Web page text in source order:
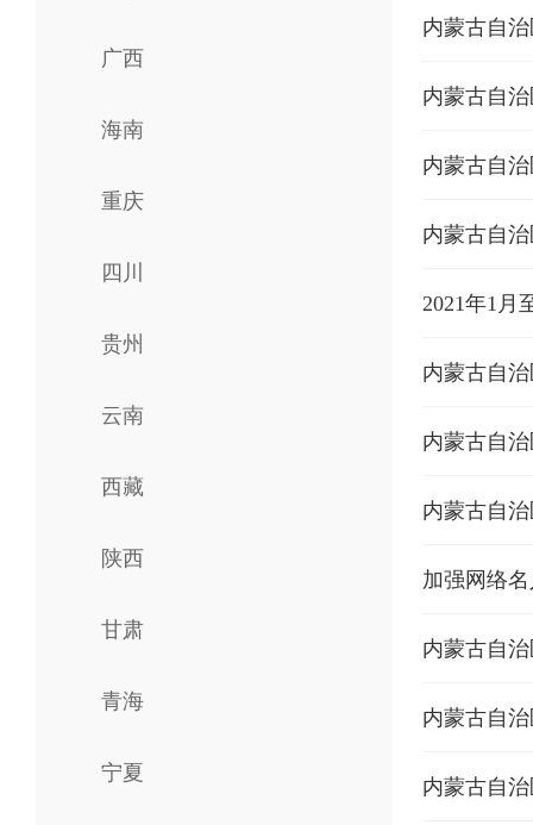
广西
海南
重庆
四川
贵州
云南
西藏
陕西
甘肃
青海
宁夏
内蒙古自
内蒙古自
2021年1月
内蒙古自
内蒙古自
加强网络
内蒙古自
内蒙古自
内蒙古自